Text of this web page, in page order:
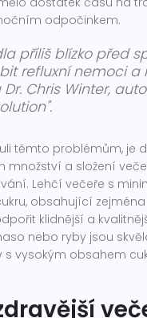
odpočinkem.
příliš blízko před
refluxní nemoci a
Dr. Chris Winter,
těmto problémům, je
množství a složení
Lehčí večeře s
obsahující zejména
klidnější a
nebo ryby jsou
vysokým obsahem